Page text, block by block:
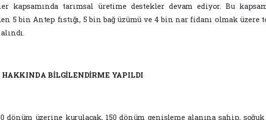
kapsamında tarımsal üretime destekler devam ediyor. Bu
5 bin Antep fıstığı, 5 bin bağ üzümü ve 4 bin nar fidanı olmak
HAKKINDA BİLGİLENDİRME YAPILDI
dönüm üzerine kurulacak, 150 dönüm genişleme alanına sahip,